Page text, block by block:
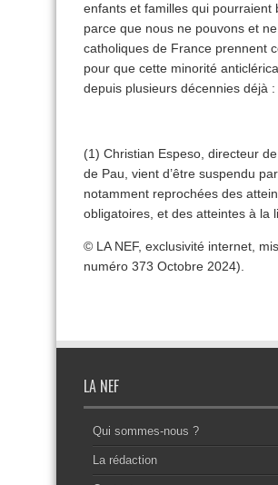
enfants et familles qui pourraient
parce que nous ne pouvons et
catholiques de France prennent
pour que cette minorité
depuis plusieurs décennies déjà :
(1) Christian Espeso, directeur
de Pau, vient d’être suspendu
notamment reprochées des
obligatoires, et des atteintes à la
© LA NEF, exclusivité internet,
numéro 373 Octobre 2024).
LA NEF
Qui sommes-nous ?
La rédaction